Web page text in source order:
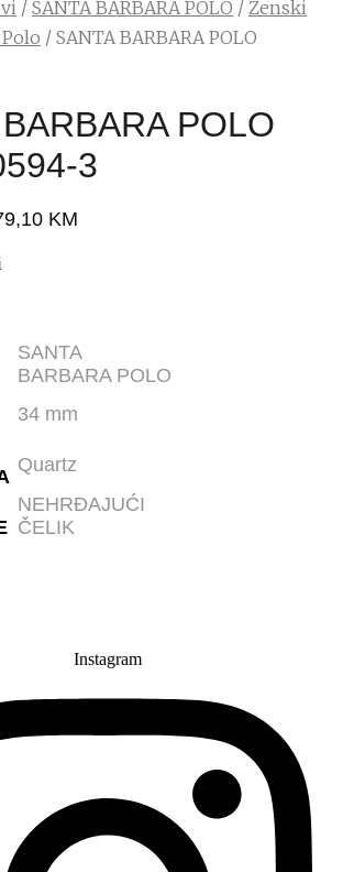
/ SANTA BARBARA POLO / Ženski
/ SANTA BARBARA POLO
POLO
3
KM
SANTA
BARBARA POLO
34 mm
Quartz
NEHRĐAJUĆI
ČELIK
Instagram